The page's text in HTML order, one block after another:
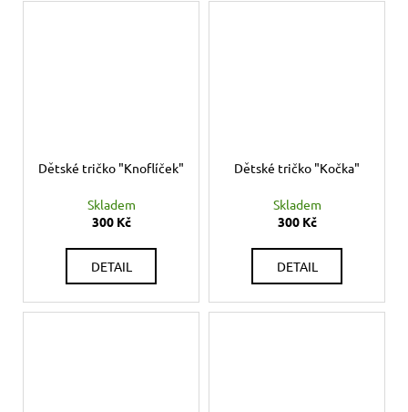
Dětské tričko "Knoflíček"
Skladem
300 Kč
DETAIL
Dětské tričko "Kočka"
Skladem
300 Kč
DETAIL